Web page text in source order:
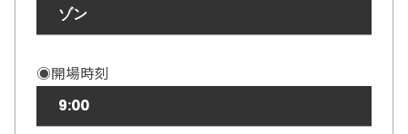
ゾン
◉開場時刻
9:00